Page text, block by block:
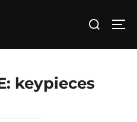
Suchen
keypieces